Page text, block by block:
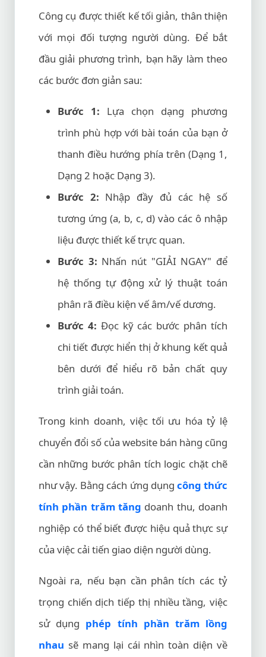
Công cụ được thiết kế tối giản, thân thiện
với mọi đối tượng người dùng. Để bắt
đầu giải phương trình, bạn hãy làm theo
các bước đơn giản sau:
Bước 1: Lựa chọn dạng phương
trình phù hợp với bài toán của bạn ở
thanh điều hướng phía trên (Dạng 1,
Dạng 2 hoặc Dạng 3).
Bước 2: Nhập đầy đủ các hệ số
tương ứng (a, b, c, d) vào các ô nhập
liệu được thiết kế trực quan.
Bước 3: Nhấn nút "GIẢI NGAY" để
hệ thống tự động xử lý thuật toán
phân rã điều kiện vế âm/vế dương.
Bước 4: Đọc kỹ các bước phân tích
chi tiết được hiển thị ở khung kết quả
bên dưới để hiểu rõ bản chất quy
trình giải toán.
Trong kinh doanh, việc tối ưu hóa tỷ lệ
chuyển đổi số của website bán hàng cũng
cần những bước phân tích logic chặt chẽ
như vậy. Bằng cách ứng dụng công thức
tính phần trăm tăng doanh thu, doanh
nghiệp có thể biết được hiệu quả thực sự
của việc cải tiến giao diện người dùng.
Ngoài ra, nếu bạn cần phân tích các tỷ
trọng chiến dịch tiếp thị nhiều tầng, việc
sử dụng phép tính phần trăm lồng
nhau sẽ mang lại cái nhìn toàn diện về